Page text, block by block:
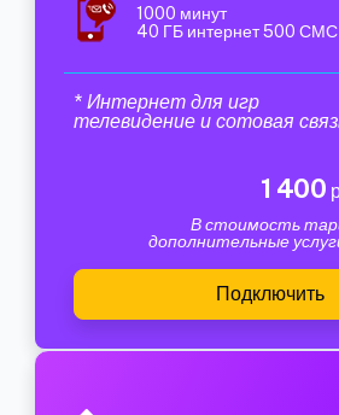
1000 минут
40 ГБ интернет 500 СМС
* Интернет для игр
телевидение и сотовая
1 400
В стоимость
дополнительные
Подключить